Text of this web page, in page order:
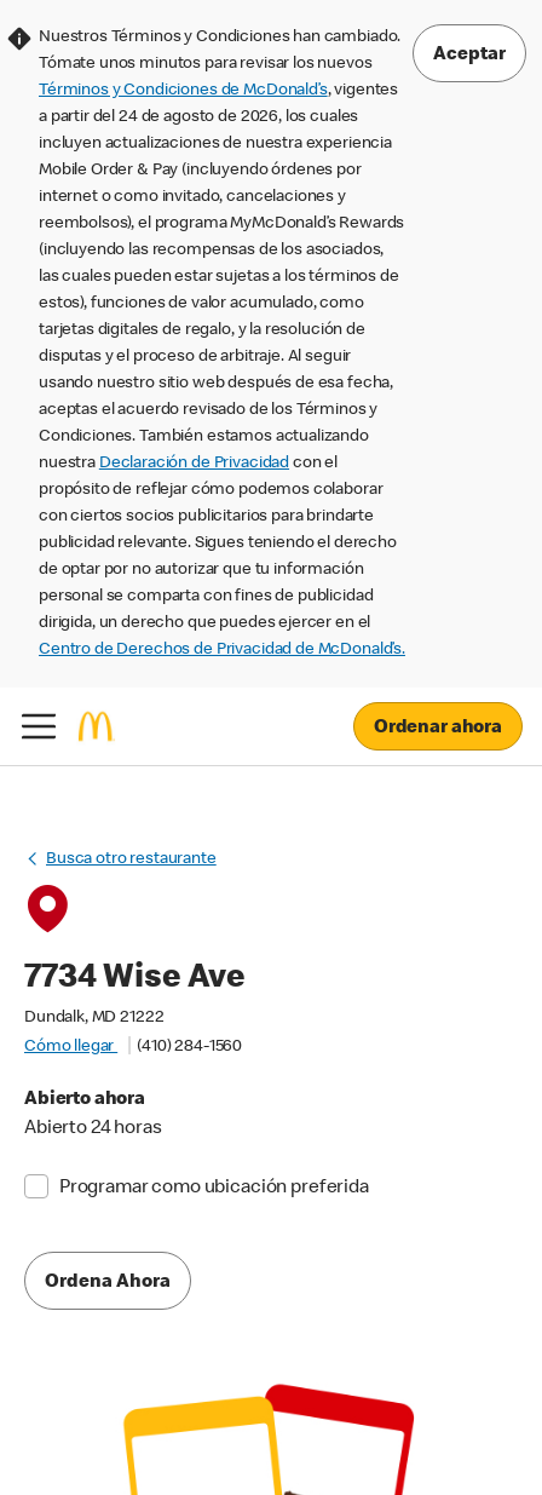
Nuestros Términos y Condiciones han cambiado.
Tómate unos minutos para revisar los nuevos
Términos y Condiciones de McDonald’s, vigentes
a partir del 24 de agosto de 2026, los cuales
incluyen actualizaciones de nuestra experiencia
Mobile Order & Pay (incluyendo órdenes por
internet o como invitado, cancelaciones y
reembolsos), el programa MyMcDonald’s Rewards
(incluyendo las recompensas de los asociados,
las cuales pueden estar sujetas a los términos de
estos), funciones de valor acumulado, como
tarjetas digitales de regalo, y la resolución de
disputas y el proceso de arbitraje. Al seguir
usando nuestro sitio web después de esa fecha,
aceptas el acuerdo revisado de los Términos y
Condiciones. También estamos actualizando
nuestra Declaración de Privacidad con el
propósito de reflejar cómo podemos colaborar
con ciertos socios publicitarios para brindarte
publicidad relevante. Sigues teniendo el derecho
de optar por no autorizar que tu información
personal se comparta con fines de publicidad
dirigida, un derecho que puedes ejercer en el
Centro de Derechos de Privacidad de McDonald’s.
Aceptar
Ordenar ahora
Busca otro restaurante
7734 Wise Ave
Dundalk, MD 21222
Cómo llegar
(410) 284-1560
Abierto ahora
Abierto 24 horas
Programar como ubicación preferida
Ordena Ahora